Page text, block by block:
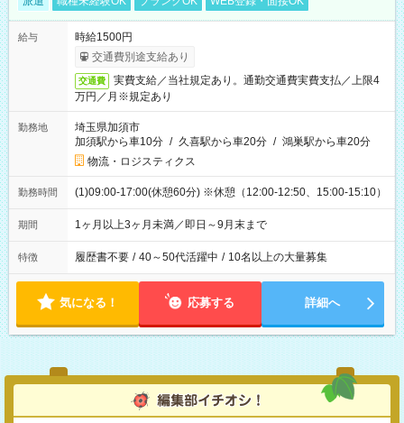
給与
時給1500円
交通費別途支給あり
交通費
実費支給／当社規定あり。通勤交通費実費支払／上限4
万円／月※規定あり
勤務地
埼玉県加須市
加須駅から車10分 / 久喜駅から車20分 / 鴻巣駅から車20分
物流・ロジスティクス
勤務時間 (1)09:00-17:00(休憩60分) ※休憩（12:00-12:50、15:00-15:10）
期間 1ヶ月以上3ヶ月未満／即日～9月末まで
特徴 履歴書不要 / 40～50代活躍中 / 10名以上の大量募集
気になる！ 応募する 詳細へ